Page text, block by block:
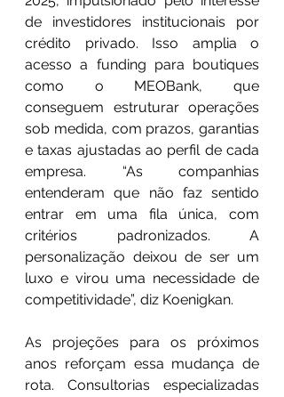
de investidores institucionais por
crédito privado. Isso amplia o
acesso a funding para boutiques
como o MEOBank, que
conseguem estruturar operações
sob medida, com prazos, garantias
e taxas ajustadas ao perfil de cada
empresa. “As companhias
entenderam que não faz sentido
entrar em uma fila única, com
critérios padronizados. A
personalização deixou de ser um
luxo e virou uma necessidade de
competitividade”, diz Koenigkan.
As projeções para os próximos
anos reforçam essa mudança de
rota. Consultorias especializadas